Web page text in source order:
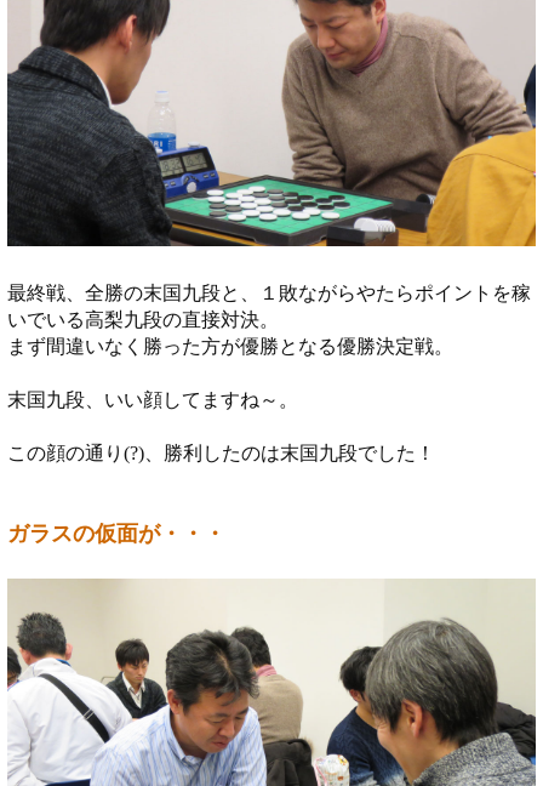
最終戦、全勝の末国九段と、１敗ながらやたらポイントを稼
いでいる高梨九段の直接対決。
まず間違いなく勝った方が優勝となる優勝決定戦。
末国九段、いい顔してますね～。
この顔の通り(?)、勝利したのは末国九段でした！
ガラスの仮面が・・・